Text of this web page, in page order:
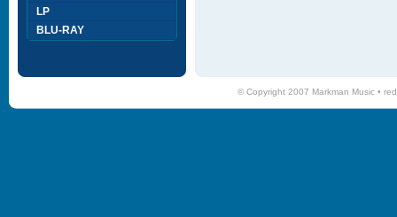
LP
BLU-RAY
© Copyright 2007 Markman Music •